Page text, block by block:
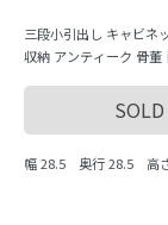
三段小引出し キャビネ
収納 アンティーク 骨董
SOLD
幅 28.5 奥行 28.5 高